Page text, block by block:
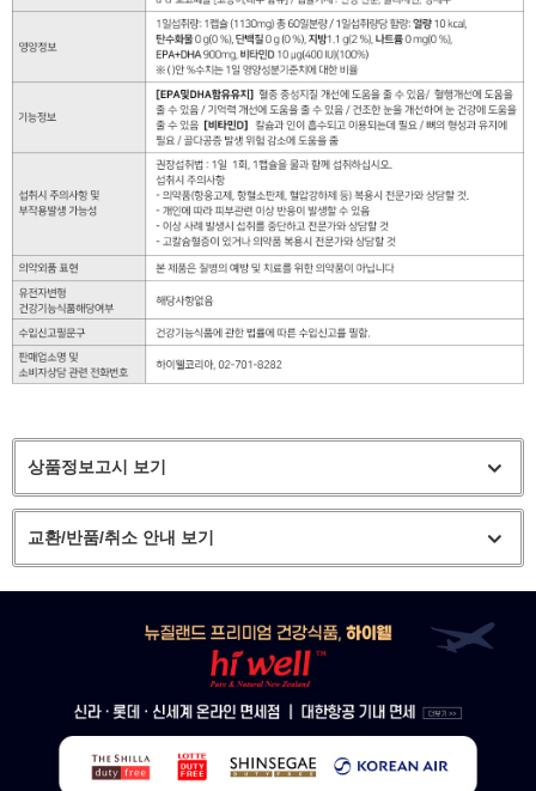
상품정보고시 보기
교환/반품/취소 안내 보기